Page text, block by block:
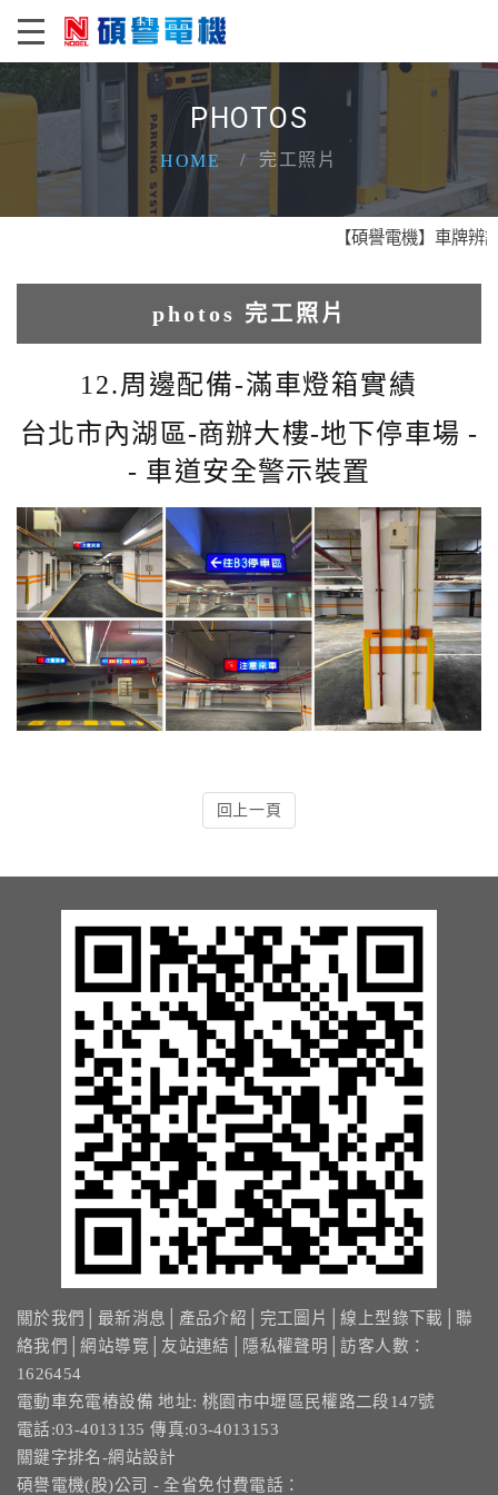
PHOTOS
HOME 完工照片
【碩譽電機】車牌辨
photos 完工照片
1.人臉辨識系統實績
2.電動柵欄機系列實績
3.車牌辨識收費系統實績
4.車牌辨識收費系統-客製化實績
5.停車收費系統系列實績
6.停車收費系統-地閘式實績
7.人員管制機系列實績
9.車位在席導引系列實績
10.反向尋車系統實績
11.周邊配備-紅綠燈實績
12.周邊配備-滿車燈箱實績
13.周邊配備-防撞條實績
14.邊配備-車輪檔實績
15.周邊配備-安全警示實績
17.周邊配備-方向指示實績
18.周邊配備-車位架實績
20.智能汽機車充電樁設備實績
21.車道資訊看板實績
12.周邊配備-滿車燈箱實績
台北市內湖區-商辦大樓-地下停車場 -
- 車道安全警示裝置
回上一頁
關於我們 最新消息 產品介紹 完工圖片 │線上型錄下載
聯
絡我們
│網站導覽 友站連結 隱私權聲明
│訪客人數：
1626454
電動車充電樁設備 地址: 桃園市中壢區民權路二段147號
電話:03-4013135 傳真:03-4013153
關鍵字排名-網站設計
碩譽電機(股)公司 - 全省免付費電話：